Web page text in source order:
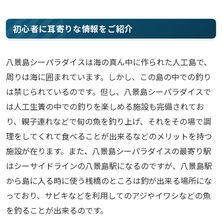
初心者に耳寄りな情報をご紹介
八景島シーパラダイスは海の真ん中に作られた人工島で、
周りは海に囲まれています。しかし、この島の中での釣り
は禁じられているのです。但し、八景島シーパラダイスで
は人工生簀の中での釣りを楽しめる施設も完備されてお
り、親子連れなどで旬の魚を釣り上げ、それをその場で調
理をしてくれて食べることが出来るなどのメリットを持つ
施設が在ります。また、八景島シーパラダイスの最寄り駅
はシーサイドラインの八景島駅になるのですが、八景島駅
から島に入る時に使う桟橋のところは釣が出来る場所にな
っており、サビキなどを利用してのアジやイワシなどの魚
を釣ることが出来るのです。